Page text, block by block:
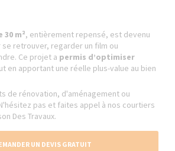
30 m², entièrement repensé, est devenu
retrouver, regarder un film ou
Ce projet a permis d’optimiser
en apportant une réelle plus-value au bien
de rénovation, d'aménagement ou
pas et faites appel à nos courtiers
Des Travaux.
UN DEVIS GRATUIT